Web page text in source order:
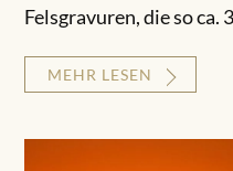
Felsgravuren, die so ca.
MEHR LESEN